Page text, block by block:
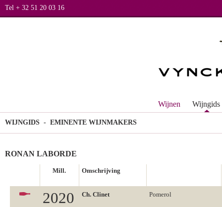
Tel + 32 51 20 03 16
Wijnen Wijngids
WIJNGIDS - EMINENTE WIJNMAKERS
RONAN LABORDE
Mill. Omschrijving
2020 Ch. Clinet Pomerol